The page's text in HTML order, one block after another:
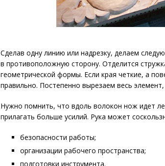
Сделав одну линию или надрезку, делаем
в противоположную сторону. Отделится
геометрической формы. Если края четкие, а
правильно. Постепенно вырезаем весь
Нужно помнить, что вдоль волокон нож идет
прилагать больше усилий. Рука может
безопасности работы;
организации рабочего пространства;
подготовки инструмента.